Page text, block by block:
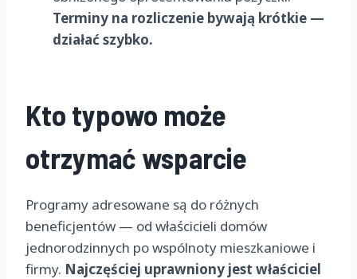
Terminy na rozliczenie bywają krótkie —
działać szybko.
Kto typowo może
otrzymać wsparcie
Programy adresowane są do różnych
beneficjentów — od właścicieli domów
jednorodzinnych po wspólnoty mieszkaniowe i
firmy. Najczęściej uprawniony jest właściciel